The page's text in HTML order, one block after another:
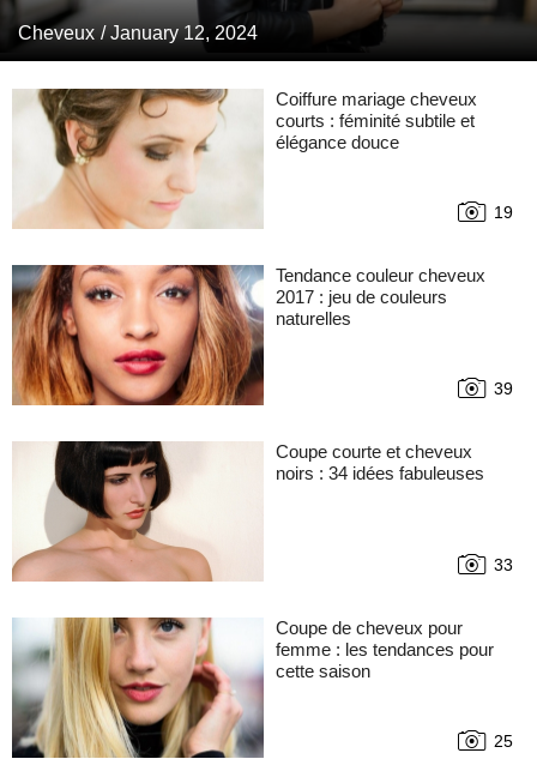
Cheveux / January 12, 2024
Coiffure mariage cheveux
courts : féminité subtile et
élégance douce
19
Tendance couleur cheveux
2017 : jeu de couleurs
naturelles
39
Coupe courte et cheveux
noirs : 34 idées fabuleuses
33
Coupe de cheveux pour
femme : les tendances pour
cette saison
25